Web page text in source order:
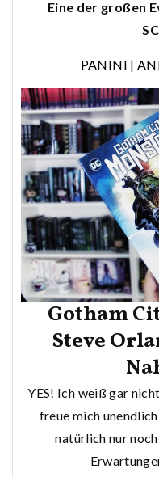
Eine der großen
PANINI |
Gotham
Steve
YES! Ich weiß gar
freue mich
natürlich nur